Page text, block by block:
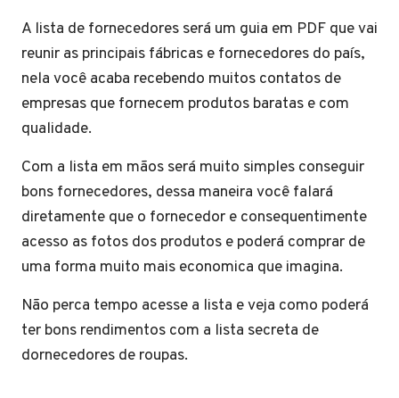
A lista de fornecedores será um guia em PDF que vai
reunir as principais fábricas e fornecedores do país,
nela você acaba recebendo muitos contatos de
empresas que fornecem produtos baratas e com
qualidade.
Com a lista em mãos será muito simples conseguir
bons fornecedores, dessa maneira você falará
diretamente que o fornecedor e consequentimente
acesso as fotos dos produtos e poderá comprar de
uma forma muito mais economica que imagina.
Não perca tempo acesse a lista e veja como poderá
ter bons rendimentos com a lista secreta de
dornecedores de roupas.